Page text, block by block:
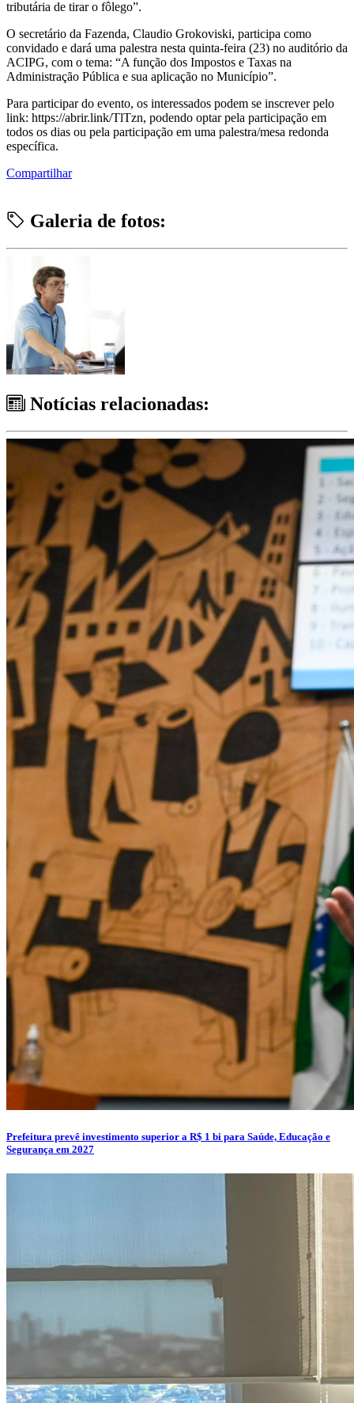
tributária de tirar o fôlego”.
O secretário da Fazenda, Claudio Grokoviski, participa como
convidado e dará uma palestra nesta quinta-feira (23) no auditório da
ACIPG, com o tema: “A função dos Impostos e Taxas na
Administração Pública e sua aplicação no Município”.
Para participar do evento, os interessados podem se inscrever pelo
link: https://abrir.link/TlTzn, podendo optar pela participação em
todos os dias ou pela participação em uma palestra/mesa redonda
específica.
Compartilhar
Galeria de fotos:
Notícias relacionadas:
Prefeitura prevê investimento superior a R$ 1 bi para Saúde, Educação e
Segurança em 2027